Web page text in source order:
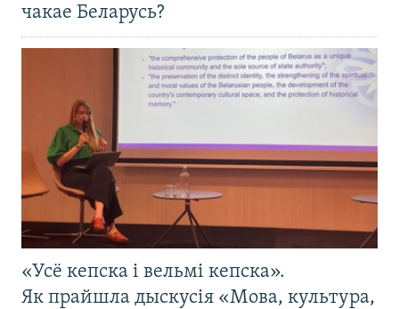
чакае Беларусь?
«Усё кепска і вельмі кепска».
Як прайшла дыскусія «Мова, культура,